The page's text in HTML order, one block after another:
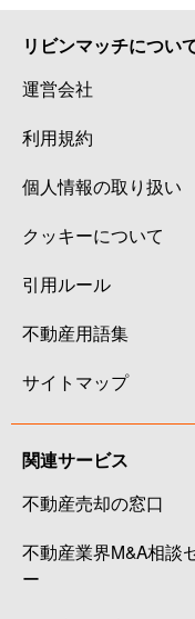
リビンマッチについ
運営会社
利用規約
個人情報の取り扱い
クッキーについて
引用ルール
不動産用語集
サイトマップ
関連サービス
不動産売却の窓口
不動産業界M&A相談
ー